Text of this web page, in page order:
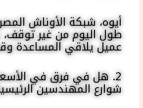
أيوه، شبكة الأوناش
طول اليوم من غير
عميل يلاقي المساعدة
2. هل في فرق في
شوارع المهندسين